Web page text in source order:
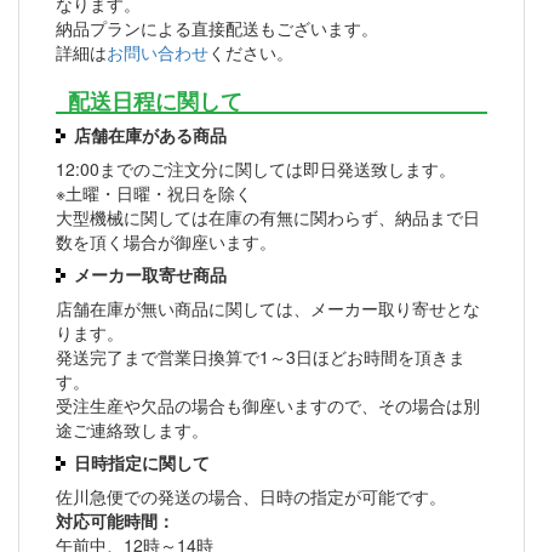
納品プランによる直接配送もございます。
詳細はお問い合わせください。
配送日程に関して
店舗在庫がある商品
12:00までのご注文分に関しては即日発送致します。
※土曜・日曜・祝日を除く
大型機械に関しては在庫の有無に関わらず、納品まで日
数を頂く場合が御座います。
メーカー取寄せ商品
店舗在庫が無い商品に関しては、メーカー取り寄せとな
ります。
発送完了まで営業日換算で1～3日ほどお時間を頂きま
す。
受注生産や欠品の場合も御座いますので、その場合は別
途ご連絡致します。
日時指定に関して
佐川急便での発送の場合、日時の指定が可能です。
対応可能時間：
午前中、12時～14時